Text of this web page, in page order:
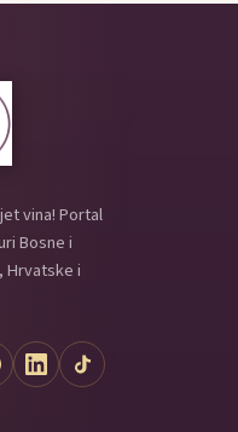
vina! Portal
Bosne i
Hrvatske i